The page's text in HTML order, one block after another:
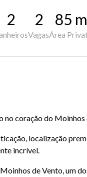
2 2
Vagas
85
Área
no coração do Moinhos
localização
incrível.
de Vento, um